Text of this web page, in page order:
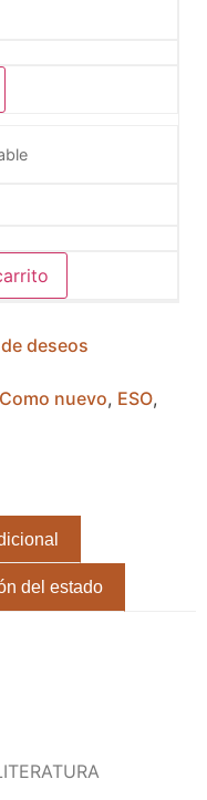
deseos
Como nuevo, ESO,
del estado